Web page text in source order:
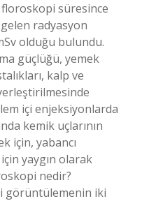
floroskopi süresince
radyasyon
olduğu bulundu.
güçlüğü, yemek
kalp ve
içi enjeksiyonlarda
kemik uçlarının
için, yabancı
yaygın olarak
nedir?
görüntülemenin iki